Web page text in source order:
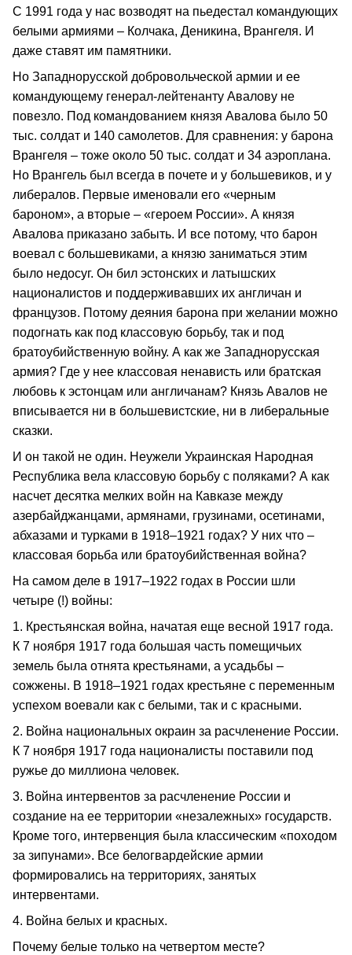
С 1991 года у нас возводят на пьедестал командующих
белыми армиями – Колчака, Деникина, Врангеля. И
даже ставят им памятники.
Но Западнорусской добровольческой армии и ее
командующему генерал-лейтенанту Авалову не
повезло. Под командованием князя Авалова было 50
тыс. солдат и 140 самолетов. Для сравнения: у барона
Врангеля – тоже около 50 тыс. солдат и 34 аэроплана.
Но Врангель был всегда в почете и у большевиков, и у
либералов. Первые именовали его «черным
бароном», а вторые – «героем России». А князя
Авалова приказано забыть. И все потому, что барон
воевал с большевиками, а князю заниматься этим
было недосуг. Он бил эстонских и латышских
националистов и поддерживавших их англичан и
французов. Потому деяния барона при желании можно
подогнать как под классовую борьбу, так и под
братоубийственную войну. А как же Западнорусская
армия? Где у нее классовая ненависть или братская
любовь к эстонцам или англичанам? Князь Авалов не
вписывается ни в большевистские, ни в либеральные
сказки.
И он такой не один. Неужели Украинская Народная
Республика вела классовую борьбу с поляками? А как
насчет десятка мелких войн на Кавказе между
азербайджанцами, армянами, грузинами, осетинами,
абхазами и турками в 1918–1921 годах? У них что –
классовая борьба или братоубийственная война?
На самом деле в 1917–1922 годах в России шли
четыре (!) войны:
1. Крестьянская война, начатая еще весной 1917 года.
К 7 ноября 1917 года большая часть помещичьих
земель была отнята крестьянами, а усадьбы –
сожжены. В 1918–1921 годах крестьяне с переменным
успехом воевали как с белыми, так и с красными.
2. Война национальных окраин за расчленение России.
К 7 ноября 1917 года националисты поставили под
ружье до миллиона человек.
3. Война интервентов за расчленение России и
создание на ее территории «незалежных» государств.
Кроме того, интервенция была классическим «походом
за зипунами». Все белогвардейские армии
формировались на территориях, занятых
интервентами.
4. Война белых и красных.
Почему белые только на четвертом месте?